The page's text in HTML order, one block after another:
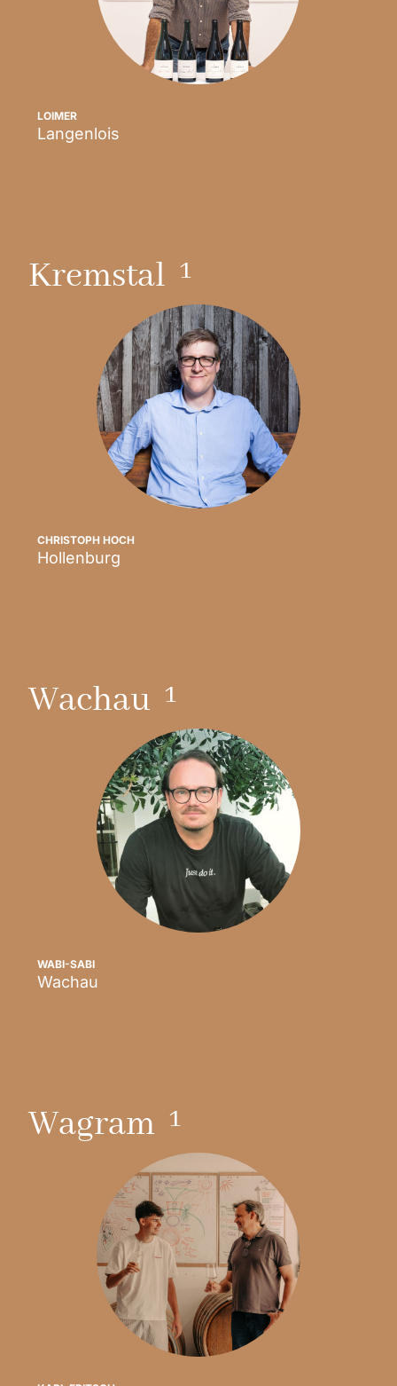
LOIMER
Langenlois
Kremstal 1
CHRISTOPH HOCH
Hollenburg
Wachau 1
WABI-SABI
Wachau
Wagram 1